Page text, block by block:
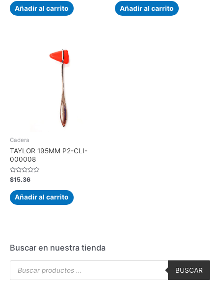
Buscar en nuestra tienda
BUSCAR
de
5
Añadir al carrito
de
5
Añadir al carrito
Cadera
TAYLOR 195MM P2-CLI-
000008
Valorado
con
de
5
$15.36
Añadir al carrito